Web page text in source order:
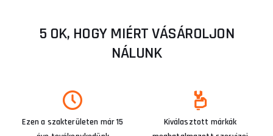
5 OK, HOGY MIÉRT VÁSÁROLJON
NÁLUNK
Ezen a szakterületen már 15
Kiválasztott márkák